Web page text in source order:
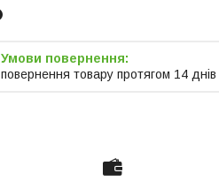
повернення товару протягом 14 днів